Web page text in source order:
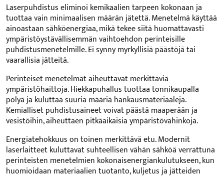
Laserpuhdistus eliminoi kemikaalien tarpeen kokonaan ja
tuottaa vain minimaalisen määrän jätettä. Menetelmä käyttää
ainoastaan sähköenergiaa, mikä tekee siitä huomattavasti
ympäristöystävällisemmän vaihtoehdon perinteisille
puhdistusmenetelmille. Ei synny myrkyllisiä päästöjä tai
vaarallisia jätteitä.
Perinteiset menetelmät aiheuttavat merkittäviä
ympäristöhaittoja. Hiekkapuhallus tuottaa tonnikaupalla
pölyä ja kuluttaa suuria määriä hankausmateriaaleja.
Kemialliset puhdistusaineet voivat päästä maaperään ja
vesistöihin, aiheuttaen pitkäaikaisia ympäristövahinkoja.
Energiatehokkuus on toinen merkittävä etu. Modernit
laserlaitteet kuluttavat suhteellisen vähän sähköä verrattuna
perinteisten menetelmien kokonaisenergiankulutukseen, kun
huomioidaan materiaalien tuotanto, kuljetus ja jätteiden